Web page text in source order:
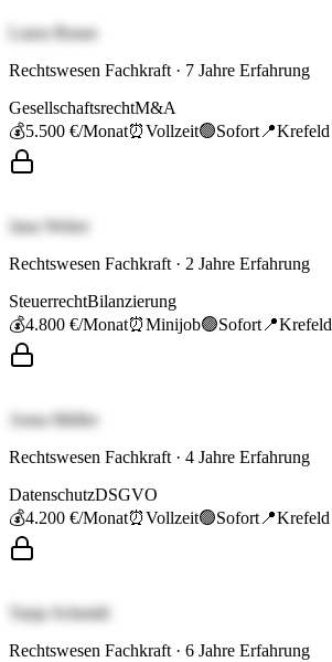
Laura Braun
Rechtswesen Fachkraft · 7 Jahre Erfahrung
GesellschaftsrechtM&A
💰5.500 €/Monat⏰Vollzeit🟢Sofort 📍Krefeld
Jana Weber
Rechtswesen Fachkraft · 2 Jahre Erfahrung
SteuerrechtBilanzierung
💰4.800 €/Monat⏰Minijob🟢Sofort 📍Krefeld
Anna Müller
Rechtswesen Fachkraft · 4 Jahre Erfahrung
DatenschutzDSGVO
💰4.200 €/Monat⏰Vollzeit🟢Sofort 📍Krefeld
Tanja Schmidt
Rechtswesen Fachkraft · 6 Jahre Erfahrung